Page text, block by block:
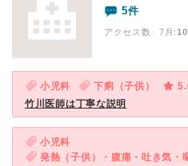
5件
アクセス数 7月:
小児科 下痢（子供）
竹川医師は丁寧な説明
小児科
発熱（子供）・腹痛・吐き気・